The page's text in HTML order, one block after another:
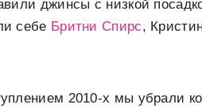
джинсы с низкой
себе Бритни Спирс,
2010-х мы убрали